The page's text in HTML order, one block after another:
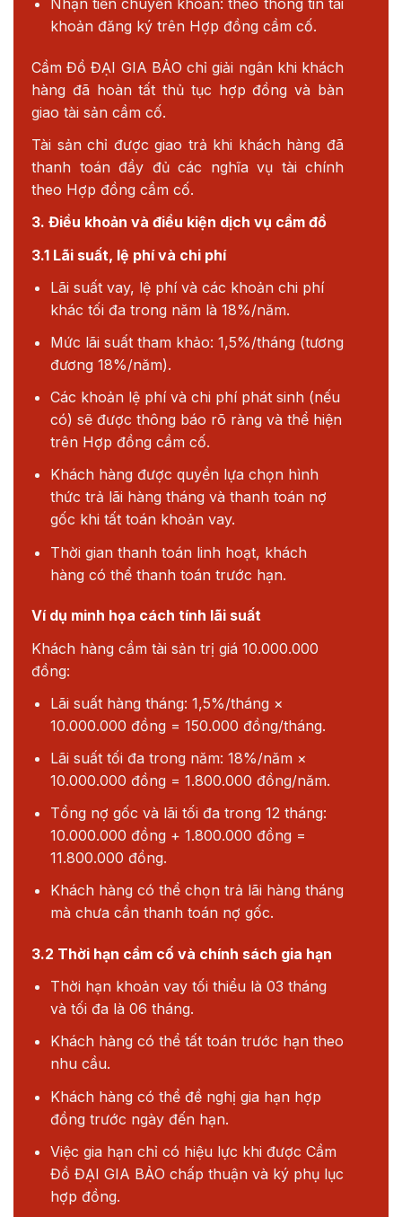
Nhận tiền chuyển khoản: theo thông tin tài
khoản đăng ký trên Hợp đồng cầm cố.
Cầm Đồ ĐẠI GIA BẢO chỉ giải ngân khi khách
hàng đã hoàn tất thủ tục hợp đồng và bàn
giao tài sản cầm cố.
Tài sản chỉ được giao trả khi khách hàng đã
thanh toán đầy đủ các nghĩa vụ tài chính
theo Hợp đồng cầm cố.
3. Điều khoản và điều kiện dịch vụ cầm đồ
3.1 Lãi suất, lệ phí và chi phí
Lãi suất vay, lệ phí và các khoản chi phí
khác tối đa trong năm là 18%/năm.
Mức lãi suất tham khảo: 1,5%/tháng (tương
đương 18%/năm).
Các khoản lệ phí và chi phí phát sinh (nếu
có) sẽ được thông báo rõ ràng và thể hiện
trên Hợp đồng cầm cố.
Khách hàng được quyền lựa chọn hình
thức trả lãi hàng tháng và thanh toán nợ
gốc khi tất toán khoản vay.
Thời gian thanh toán linh hoạt, khách
hàng có thể thanh toán trước hạn.
Ví dụ minh họa cách tính lãi suất
Khách hàng cầm tài sản trị giá 10.000.000
đồng:
Lãi suất hàng tháng: 1,5%/tháng ×
10.000.000 đồng = 150.000 đồng/tháng.
Lãi suất tối đa trong năm: 18%/năm ×
10.000.000 đồng = 1.800.000 đồng/năm.
Tổng nợ gốc và lãi tối đa trong 12 tháng:
10.000.000 đồng + 1.800.000 đồng =
11.800.000 đồng.
Khách hàng có thể chọn trả lãi hàng tháng
mà chưa cần thanh toán nợ gốc.
3.2 Thời hạn cầm cố và chính sách gia hạn
Thời hạn khoản vay tối thiểu là 03 tháng
và tối đa là 06 tháng.
Khách hàng có thể tất toán trước hạn theo
nhu cầu.
Khách hàng có thể đề nghị gia hạn hợp
đồng trước ngày đến hạn.
Việc gia hạn chỉ có hiệu lực khi được Cầm
Đồ ĐẠI GIA BẢO chấp thuận và ký phụ lục
hợp đồng.